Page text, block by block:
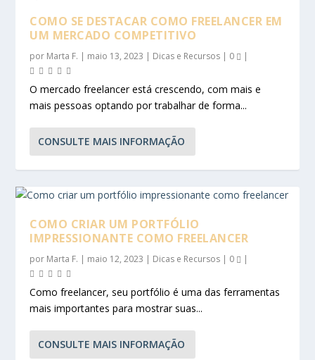
COMO SE DESTACAR COMO FREELANCER EM
UM MERCADO COMPETITIVO
por Marta F. | maio 13, 2023 | Dicas e Recursos | 0 |
O mercado freelancer está crescendo, com mais e
mais pessoas optando por trabalhar de forma...
CONSULTE MAIS INFORMAÇÃO
COMO CRIAR UM PORTFÓLIO
IMPRESSIONANTE COMO FREELANCER
por Marta F. | maio 12, 2023 | Dicas e Recursos | 0 |
Como freelancer, seu portfólio é uma das ferramentas
mais importantes para mostrar suas...
CONSULTE MAIS INFORMAÇÃO